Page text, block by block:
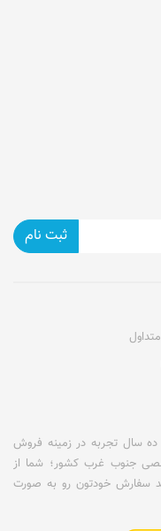
ثبت نام
ده سال تجربه در زمینه فروش
جنوب غرب کشور؛ شما از
سفارش خودتون رو به صورت